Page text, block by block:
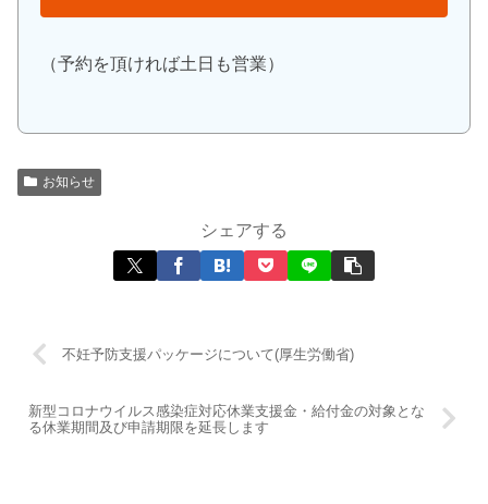
（予約を頂ければ土日も営業）
お知らせ
シェアする
不妊予防支援パッケージについて(厚生労働省)
新型コロナウイルス感染症対応休業支援金・給付金の対象とな
る休業期間及び申請期限を延長します